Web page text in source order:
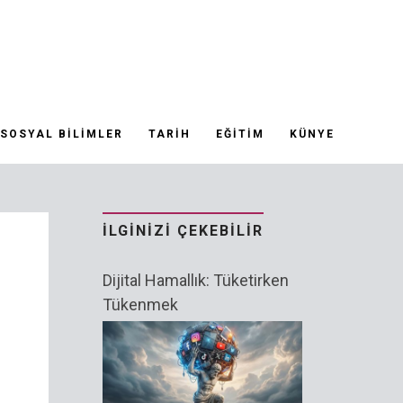
SOSYAL BILIMLER TARIH EĞITIM KÜNYE
İLGINIZI ÇEKEBILIR
Dijital Hamallık: Tüketirken
Tükenmek